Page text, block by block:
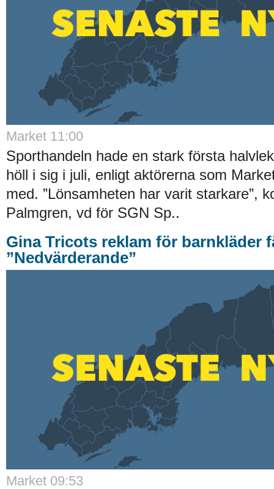
Market 11:00
Sporthandeln hade en stark första
höll i sig i juli, enligt aktörerna som
med. ”Lönsamheten har varit starkare”,
Palmgren, vd för SGN Sp..
Gina Tricots reklam för barnkläder
”Nedvärderande”
Market 09:53